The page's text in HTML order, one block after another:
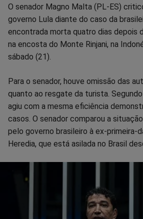
Compartilhar
no
Facebook
Compartilhar
no
Whatsapp
Compartilhar
no
no
O senador Magno Malta (PL-ES)
governo Lula diante do caso da
encontrada morta quatro dias depois
na encosta do Monte Rinjani, na
sábado (21).
Para o senador, houve omissão das
quanto ao resgate da turista.
agiu com a mesma eficiência
casos. O senador comparou a
pelo governo brasileiro à ex-primeira-
Heredia, que está asilada no Brasil